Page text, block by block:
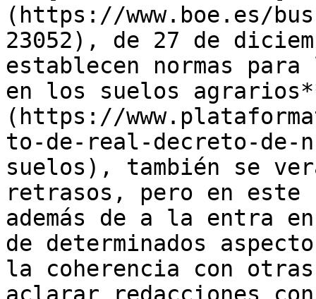
(https://www.boe.es/
23052), de 27 de
establecen normas
en los suelos
(https://
to-de-real-decreto-
suelos), también se
retrasos, pero en este
además de a la entra
de determinados
la coherencia con